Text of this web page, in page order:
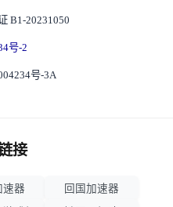
B1-20231050
号-2
号-3A
接
速器
回国加速器